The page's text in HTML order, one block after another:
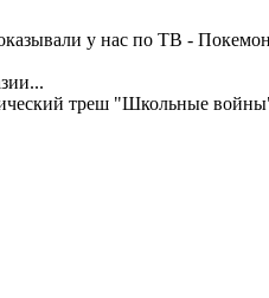
у нас по ТВ -
треш "Школьные